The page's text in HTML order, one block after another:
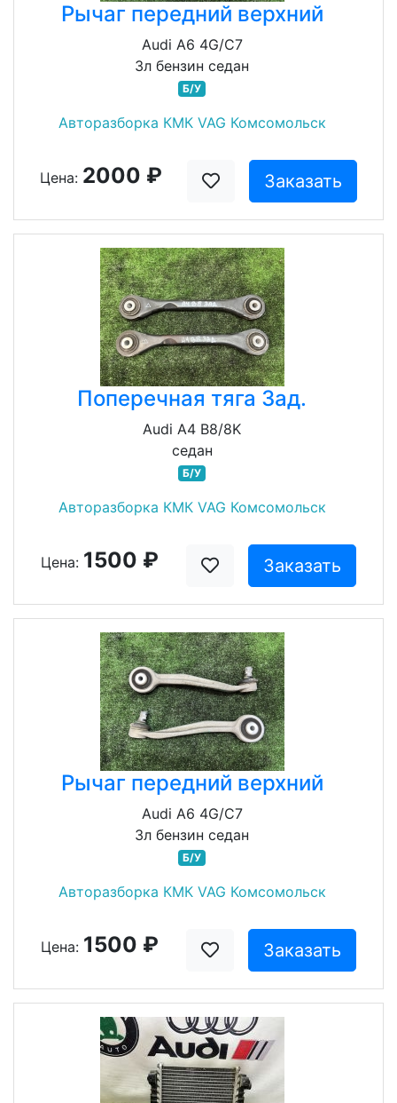
Рычаг передний верхний
Audi A6 4G/C7
3л бензин седан
Б/У
Авторазборка КМК VAG Комсомольск
Цена: 2000 ₽ Заказать
Поперечная тяга Зад.
Audi A4 B8/8K
седан
Б/У
Авторазборка КМК VAG Комсомольск
Цена: 1500 ₽ Заказать
Рычаг передний верхний
Audi A6 4G/C7
3л бензин седан
Б/У
Авторазборка КМК VAG Комсомольск
Цена: 1500 ₽ Заказать